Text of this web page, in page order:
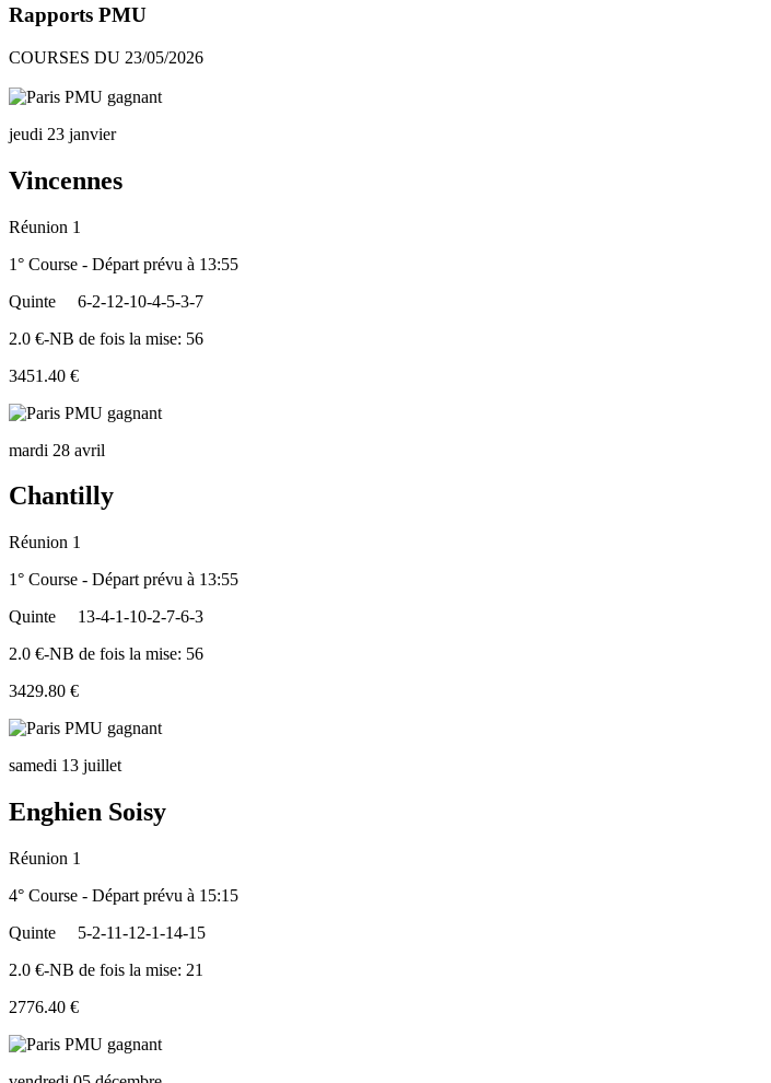
Rapports PMU
COURSES DU 23/05/2026
jeudi 23 janvier
Vincennes
Réunion 1
1° Course - Départ prévu à 13:55
Quinte
6-2-12-10-4-5-3-7
2.0 €-NB de fois la mise: 56
3451.40 €
mardi 28 avril
Chantilly
Réunion 1
1° Course - Départ prévu à 13:55
Quinte
13-4-1-10-2-7-6-3
2.0 €-NB de fois la mise: 56
3429.80 €
samedi 13 juillet
Enghien Soisy
Réunion 1
4° Course - Départ prévu à 15:15
Quinte
5-2-11-12-1-14-15
2.0 €-NB de fois la mise: 21
2776.40 €